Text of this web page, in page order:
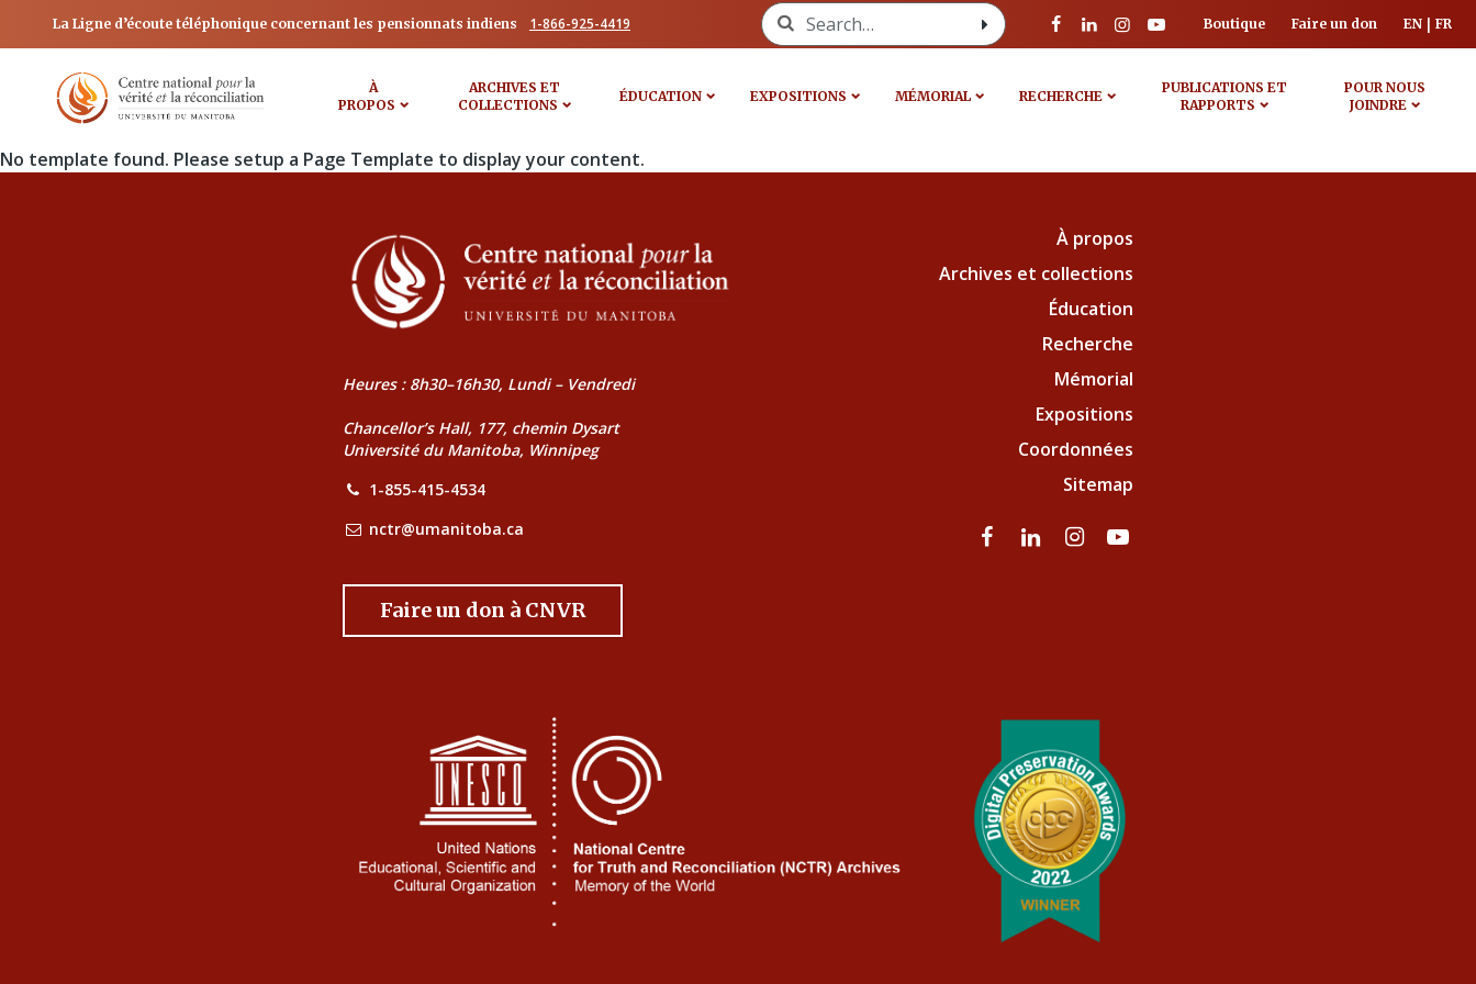
La Ligne d’écoute téléphonique concernant les pensionnats indiens 1-866-925-4419 Search for: Boutique Faire un don EN FR
À
PROPOS
ARCHIVES ET
COLLECTIONS
ÉDUCATION EXPOSITIONS MÉMORIAL RECHERCHE
PUBLICATIONS ET
RAPPORTS
POUR NOUS
JOINDRE
No template found. Please setup a Page Template to display your content.
Heures : 8h30–16h30, Lundi – Vendredi
Chancellor’s Hall, 177, chemin Dysart
Université du Manitoba, Winnipeg
1-855-415-4534
nctr@umanitoba.ca
Faire un don à CNVR
À propos
Archives et collections
Éducation
Recherche
Mémorial
Expositions
Coordonnées
Sitemap